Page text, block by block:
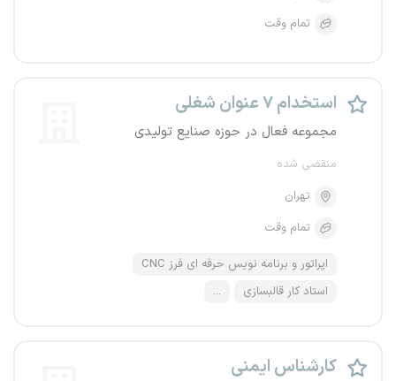
تمام وقت
استخدام ۷ عنوان شغلی
مجموعه فعال در حوزه صنایع تولیدی
منقضی شده
تهران
تمام وقت
اپراتور و برنامه نویس حرفه ای فرز CNC
استاد کار قالبسازی
...
کارشناس ایمنی